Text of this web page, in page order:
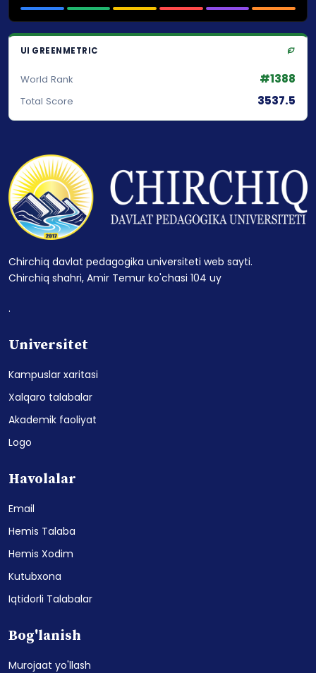
UI GREENMETRIC
World Rank #1388
Total Score 3537.5
Chirchiq davlat pedagogika universiteti web sayti.
Chirchiq shahri, Amir Temur ko'chasi 104 uy
.
Universitet
Kampuslar xaritasi
Xalqaro talabalar
Akademik faoliyat
Logo
Havolalar
Email
Hemis Talaba
Hemis Xodim
Kutubxona
Iqtidorli Talabalar
Bog'lanish
Murojaat yo'llash